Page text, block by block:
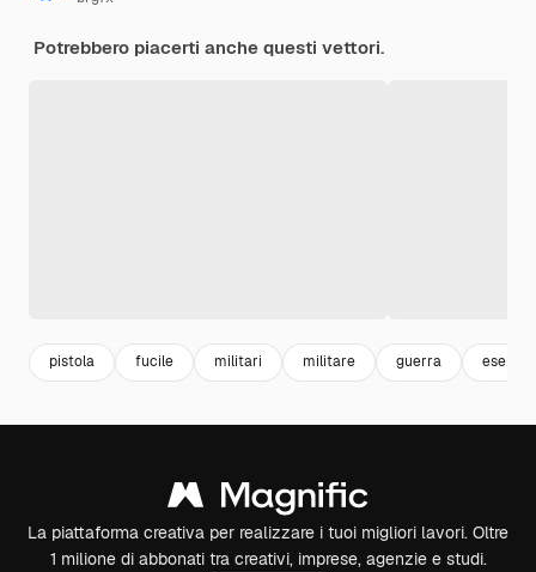
Potrebbero piacerti anche questi vettori.
pistola fucile militari militare guerra
La piattaforma creativa per realizzare i tuoi migliori lavori. Oltre
1 milione di abbonati tra creativi, imprese, agenzie e studi.